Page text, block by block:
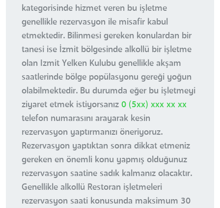
kategorisinde hizmet veren bu işletme
genellikle rezervasyon ile misafir kabul
etmektedir. Bilinmesi gereken konulardan bir
tanesi ise İzmit bölgesinde alkollü bir işletme
olan Izmit Yelken Kulubu genellikle akşam
saatlerinde bölge popülasyonu gereği yoğun
olabilmektedir. Bu durumda eğer bu işletmeyi
ziyaret etmek istiyorsanız 0 (5xx) xxx xx xx
telefon numarasını arayarak kesin
rezervasyon yaptırmanızı öneriyoruz.
Rezervasyon yaptıktan sonra dikkat etmeniz
gereken en önemli konu yapmış olduğunuz
rezervasyon saatine sadık kalmanız olacaktır.
Genellikle alkollü Restoran işletmeleri
rezervasyon saati konusunda maksimum 30